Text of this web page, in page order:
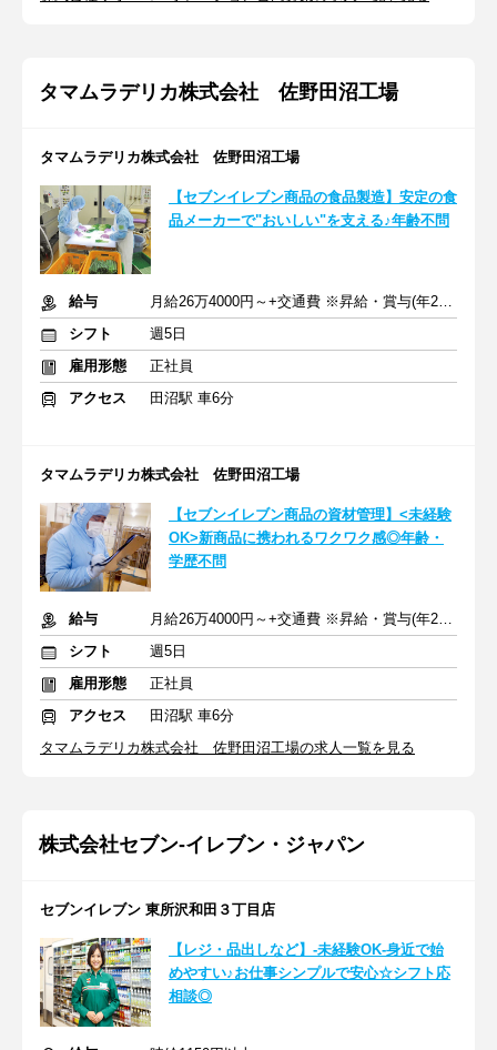
タマムラデリカ株式会社 佐野田沼工場
タマムラデリカ株式会社 佐野田沼工場
【セブンイレブン商品の食品製造】安定の食
品メーカーで"おいしい"を支える♪年齢不問
給与
月給26万4000円～+交通費 ※昇給・賞与(年2回)あり
シフト
週5日
雇用形態
正社員
アクセス
田沼駅 車6分
タマムラデリカ株式会社 佐野田沼工場
【セブンイレブン商品の資材管理】<未経験
OK>新商品に携われるワクワク感◎年齢・
学歴不問
給与
月給26万4000円～+交通費 ※昇給・賞与(年2回)あり
シフト
週5日
雇用形態
正社員
アクセス
田沼駅 車6分
タマムラデリカ株式会社 佐野田沼工場の求人一覧を見る
株式会社セブン-イレブン・ジャパン
セブンイレブン 東所沢和田３丁目店
【レジ・品出しなど】-未経験OK-身近で始
めやすい♪お仕事シンプルで安心☆シフト応
相談◎